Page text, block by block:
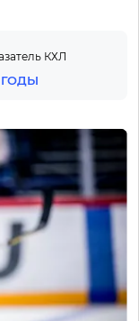
КХЛ
ГОДЫ